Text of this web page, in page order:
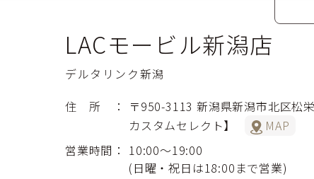
LACモービル新潟店
デルタリンク新潟
住 所
〒950-3113 新潟県新潟市北区松
カスタムセレクト】
MAP
営業時間
10:00～19:00
(日曜・祝日は18:00まで営業)